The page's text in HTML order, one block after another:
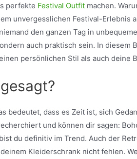
perfekte Festival Outfit machen.
unvergesslichen Festival-Erlebnis
den ganzen Tag in
auch praktisch sein. In
persönlichen Stil als auch deine
bedeutet, dass es Zeit ist, sich
und können dir sagen:
du definitiv im Trend. Auch der
Kleiderschrank nicht fehlen.